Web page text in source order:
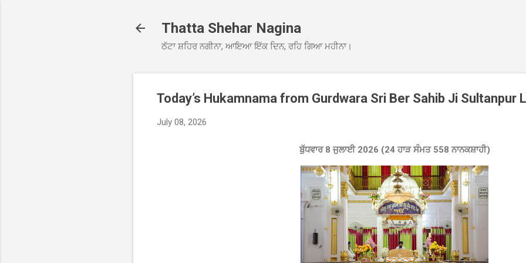
Thatta Shehar Nagina
ਠੱਟਾ ਸ਼ਹਿਰ ਨਗੀਨਾ, ਆਇਆ ਇੱਕ ਦਿਨ, ਰਹਿ ਗਿਆ ਮਹੀਨਾ।
Today’s Hukamnama from Gurdwara Sri Ber Sahib Ji Sultanpur
July 08, 2026
ਬੁੱਧਵਾਰ 8 ਜੁਲਾਈ 2026 (24 ਹਾੜ ਸੰਮਤ 558 ਨਾਨਕਸ਼ਾਹੀ)